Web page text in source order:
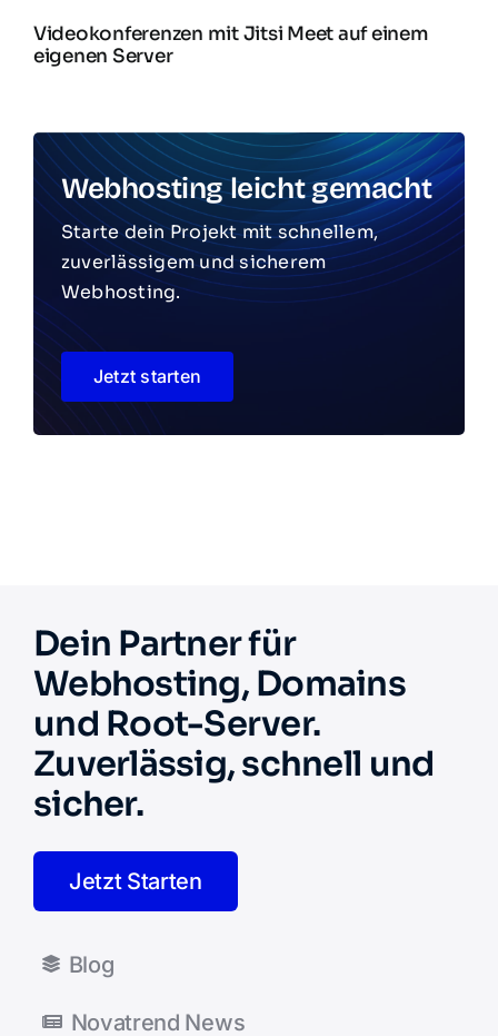
Videokonferenzen mit Jitsi Meet auf einem
eigenen Server
Webhosting leicht gemacht
Starte dein Projekt mit schnellem,
zuverlässigem und sicherem
Webhosting.
Jetzt starten
Dein Partner für
Webhosting, Domains
und Root-Server.
Zuverlässig, schnell und
sicher.
Jetzt Starten
Blog
Novatrend News